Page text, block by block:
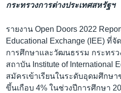
กระทรวงการต่างประเทศสหรัฐฯ
รายงาน Open Doors 2022
Educational Exchange (IEE) ที่
การศึกษาและวัฒนธรรม กระทรว
สถาบัน Institute of International
สมัครเข้าเรียนในระดับอุดมศึกษ
ขึ้นเกือบ 4% ในช่วงปีการศึกษา